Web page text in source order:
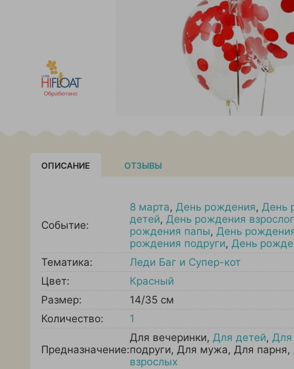
ОПИСАНИЕ ОТЗЫВЫ
Событие:
8 марта, День рождения, День
детей, День рождения
рождения папы, День
рождения подруги, День
Тематика:
Леди Баг и Супер-кот
Цвет:
Красный
Размер:
14/35 см
Количество:
1
Предназначение:
Для вечеринки, Для детей, Для
подруги, Для мужа, Для парня,
взрослых